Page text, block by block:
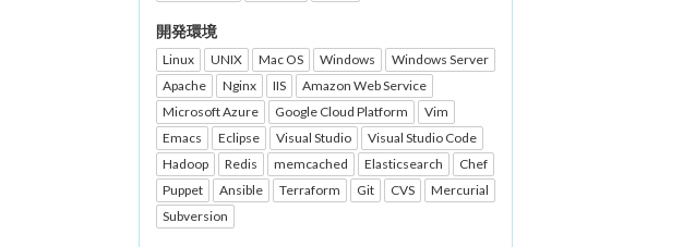
開発環境
Linux UNIX Mac OS Windows
Windows Server
Apache
Nginx IIS
Amazon Web Service
Microsoft Azure
Google Cloud Platform
Vim
Emacs
Eclipse Visual Studio
Visual Studio Code
Hadoop
Redis memcached Elasticsearch
Chef
Puppet
Ansible Terraform Git CVS
Mercurial
Subversion